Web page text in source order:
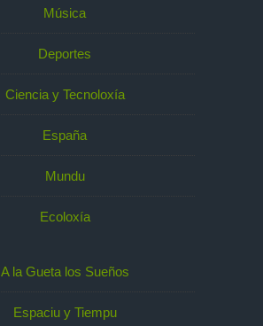
Música
Deportes
Ciencia y Tecnoloxía
España
Mundu
Ecoloxía
A la Gueta los Sueños
Espaciu y Tiempu